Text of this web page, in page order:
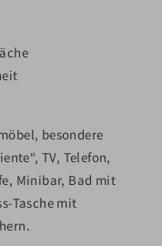
besondere
TV, Telefon,
Minibar, Bad mit
Tasche mit